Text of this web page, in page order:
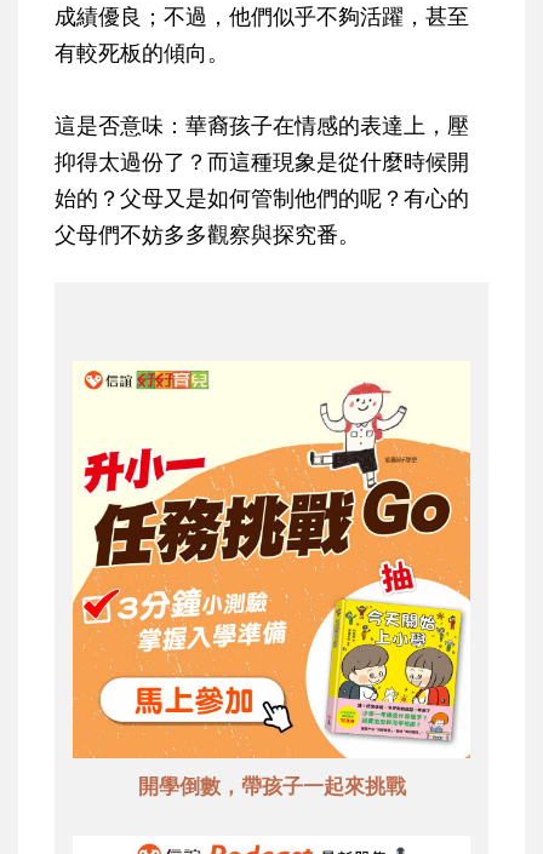
成績優良；不過，他們似乎不夠活躍，甚至
有較死板的傾向。
這是否意味：華裔孩子在情感的表達上，壓
抑得太過份了？而這種現象是從什麼時候開
始的？父母又是如何管制他們的呢？有心的
父母們不妨多多觀察與探究番。
開學倒數，帶孩子一起來挑戰